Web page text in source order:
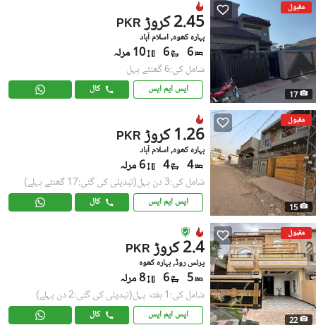
مقبول
17
PKR 2.45 کروڑ
بہارہ کھوہ, اسلام آباد
6
6 10 مرلہ
شامل کی:6 گھنٹے پہل
ایس ایم ایس کال
مقبول
15
PKR 1.26 کروڑ
بہارہ کھوہ, اسلام آباد
4
4 6 مرلہ
شامل کی:3 دن پہل (تبدیلی کی گئی:17 گھنٹے پہلے)
ایس ایم ایس کال
مقبول
22
PKR 2.4 کروڑ
پرنس روڈ, بہارہ کھوہ
5
6 8 مرلہ
شامل کی:1 ہفتہ پہل (تبدیلی کی گئی:2 دن پہلے)
ایس ایم ایس کال